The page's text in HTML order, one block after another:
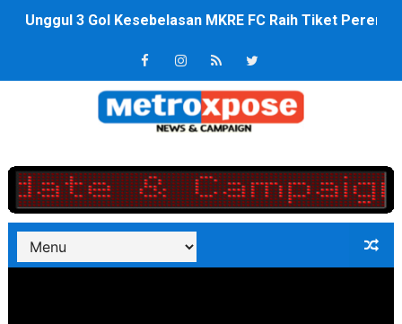
Unggul 3 Gol Kesebelasan MKRE FC Raih Tiket
Jelang HUT RI ke 81Turnamen Olah Anak Muda Kota
Bobby Nasution Fokus Infrastruktur Daerah saat
Kompol Pieter Fredy Matahelumual Resmi Jadi
Anggota DPRD SBB Beri Masukan kepada Kadis
Air Sungai Bekasi Menghitam Berbusa dan Bau